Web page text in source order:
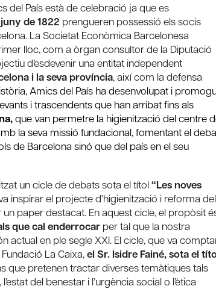
del País està de celebració ja que es
de 1822 prengueren possessió els socis
La Societat Econòmica Barcelonesa
lloc, com a òrgan consultor de la Diputació
d’esdevenir una entitat independent
i la seva província, així com la defensa
Amics del País ha desenvolupat i
i trascendents que han arribat fins als
que van permetre la higienització del centre
la seva missió fundacional, fomentant el
de Barcelona sinó que del país en el seu
un cicle de debats sota el títol“Les noves
inspirar el projecte d’higienització i reforma del
paper destacat. En aquest cicle, el propòsit
que cal enderrocar per tal que la nostra
en ple segle XXI. El cicle, que va
La Caixa,el Sr. Isidre Fainé, sota el
que pretenen tractar diverses temàtiques tals
del benestar i l’urgència social o l’ètica